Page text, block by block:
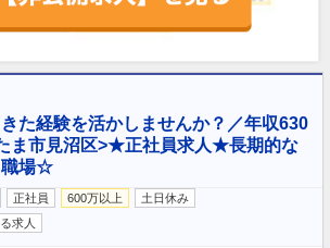
た経験を活かしませんか？／年収630
ま市見沼区>★正社員求人★長期的な
職場☆
正社員 600万以上
土日休み
求人